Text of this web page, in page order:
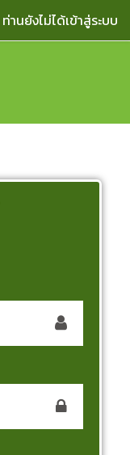
ท่านยังไม่ได้เข้าสู่ระบบ